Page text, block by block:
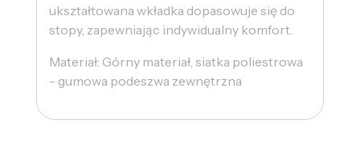
ukształtowana wkładka dopasowuje się do
stopy, zapewniając indywidualny komfort.
Materiał: Górny materiał, siatka poliestrowa
- gumowa podeszwa zewnętrzna